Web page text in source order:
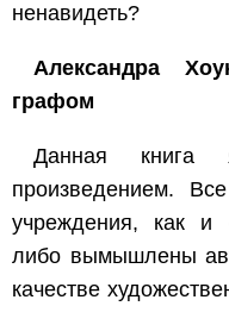
ненавидеть?
Александра
графом
Данная книга
произведением.
учреждения, как и
либо вымышлены
качестве